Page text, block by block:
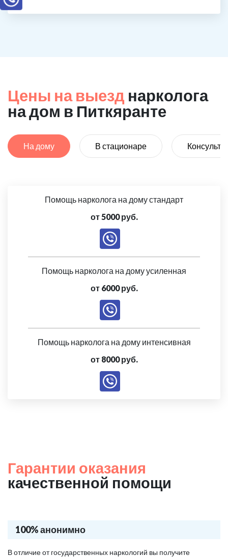
Цены на выезд нарколога
на дом в Питкяранте
На дому В стационаре
Помощь нарколога на дому стандарт
от 5000 руб.
Помощь нарколога на дому усиленная
от 6000 руб.
Помощь нарколога на дому интенсивная
от 8000 руб.
Гарантии оказания
качественной помощи
100% анонимно
В отличие от государственных наркологий вы получите